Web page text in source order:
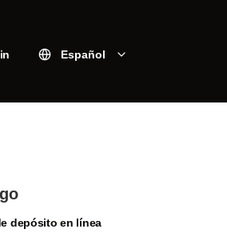
Español
depósito en línea